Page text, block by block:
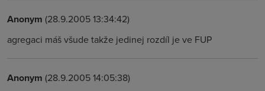
Anonym (28.9.2005 13:34:42)
agregaci máš všude takže jedinej rozdíl je ve FUP
Anonym (28.9.2005 14:05:38)